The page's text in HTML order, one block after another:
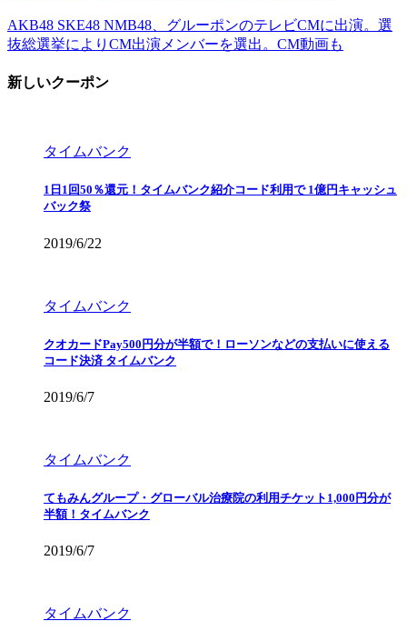
AKB48 SKE48 NMB48、グルーポンのテレビCMに出演。選
抜総選挙によりCM出演メンバーを選出。CM動画も
新しいクーポン
タイムバンク
1日1回50％還元！タイムバンク紹介コード利用で 1億円キャッシュ
バック祭
2019/6/22
タイムバンク
クオカードPay500円分が半額で！ローソンなどの支払いに使える
コード決済 タイムバンク
2019/6/7
タイムバンク
てもみんグループ・グローバル治療院の利用チケット1,000円分が
半額！タイムバンク
2019/6/7
タイムバンク